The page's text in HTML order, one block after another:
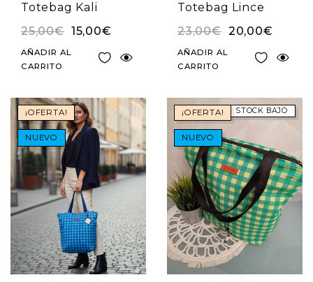
Totebag Kali
25,00€ 15,00€
AÑADIR AL
CARRITO
Totebag Lince
23,00€ 20,00€
AÑADIR AL
CARRITO
¡OFERTA!
NUEVO
¡OFERTA! STOCK BAJO
NUEVO